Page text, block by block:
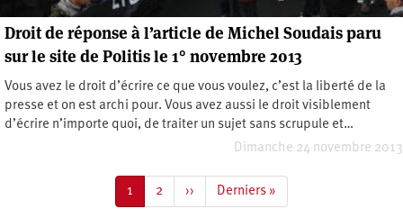
Droit de réponse à l’article de Michel Soudais paru
sur le site de Politis le 1° novembre 2013
Vous avez le droit d’écrire ce que vous voulez, c’est la liberté de la
presse et on est archi pour. Vous avez aussi le droit visiblement
d’écrire n’importe quoi, de traiter un sujet sans scrupule et…
Dimanche 24 novembre 2013
Page
courante
1 Page
2
Page
suivante
››
Dernière
page
Derniers »